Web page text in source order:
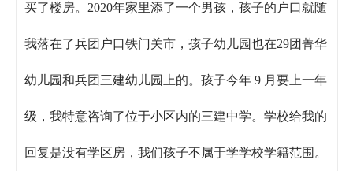
买了楼房。2020年家里添了一个男孩，孩子的户口就随
我落在了兵团户口铁门关市，孩子幼儿园也在29团菁华
幼儿园和兵团三建幼儿园上的。孩子今年 9 月要上一年
级，我特意咨询了位于小区内的三建中学。学校给我的
回复是没有学区房，我们孩子不属于学学校学籍范围。